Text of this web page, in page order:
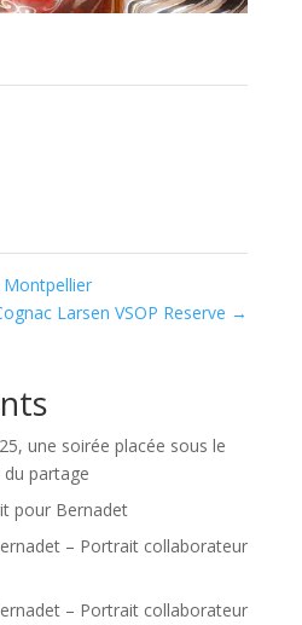
Montpellier
Larsen VSOP Reserve →
une soirée placée sous le
partage
pour Bernadet
– Portrait collaborateur
– Portrait collaborateur